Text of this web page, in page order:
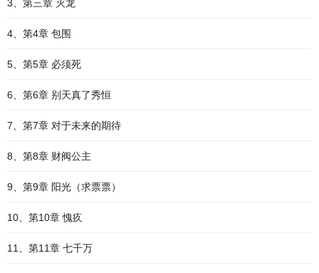
3、第三章 灭龙
4、第4章 包围
5、第5章 必须死
6、第6章 别天真了秀恒
7、第7章 对于未来的期待
8、第8章 财阀公主
9、第9章 阳光（求票票）
10、第10章 愧疚
11、第11章 七千万